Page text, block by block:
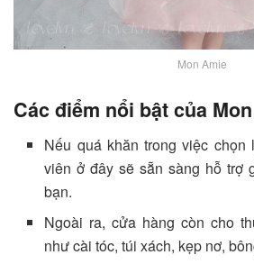
Mon Amie
Các điểm nổi bật của
Nếu quá khăn trong việc
viên ở đây sẽ sẵn sàng hỗ trợ
bạn.
Ngoài ra, cửa hàng còn cho
như cài tóc, túi xách, kẹp nơ,